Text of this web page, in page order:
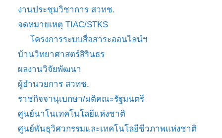
งานประชุมวิชาการ สวทช.
จดหมายเหตุ TIAC/STKS
โครงการระบบสื่อสาระออนไลน์ฯ
บ้านวิทยาศาสตร์สิรินธร
ผลงานวิจัยพัฒนา
ผู้อำนวยการ สวทช.
ราชกิจจานุเบกษา/มติคณะรัฐมนตรี
ศูนย์นาโนเทคโนโลยีแห่งชาติ
ศูนย์พันธุวิศวกรรมและเทคโนโลยีชีวภาพแห่งชาติ